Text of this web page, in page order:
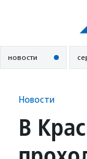
новости
Новости
В